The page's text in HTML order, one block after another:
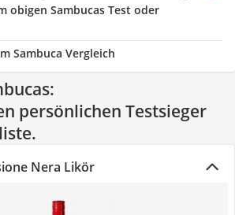
obigen Sambucas Test oder
Sambuca Vergleich
persönlichen Testsieger
Nera Likör